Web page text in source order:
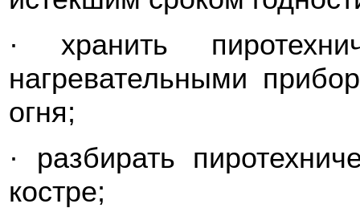
· хранить
нагревательными
огня;
· разбирать
костре;